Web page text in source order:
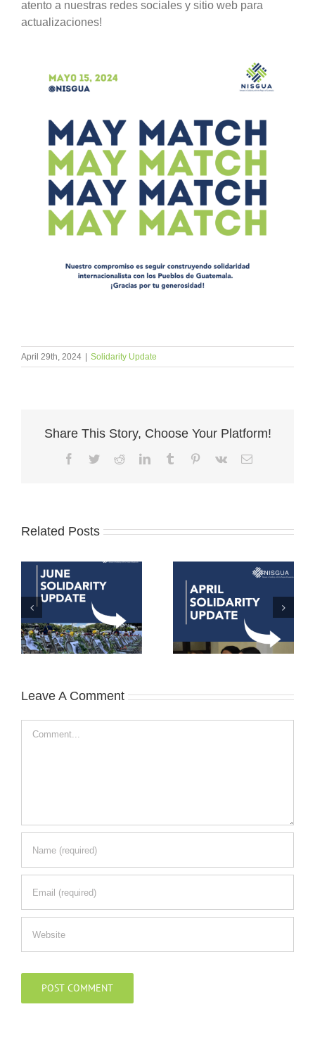
atento a nuestras redes sociales y sitio web para
actualizaciones!
April 29th, 2024 Solidarity Update
Share This Story, Choose Your Platform!
Facebook
TwitterRedditLinkedInTumblr Pinterest
Vk Email
Related Posts
Leave A Comment
Comment